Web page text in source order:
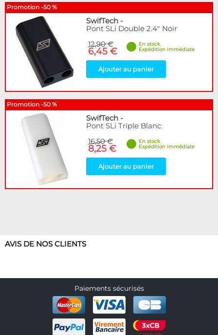
Disponibilité / Promotions
Articles en stock
Articles en promotions
Appliquer
Promotion -50 %
SwifTech -
Pont SLi Double 2.4" Noir
12,90 €
6,45 €
En stock
Expédition immédiate
Ajouter au panier
Promotion -50 %
SwifTech -
Pont SLi Triple Blanc
16,50 €
8,25 €
En stock
Expédition immédiate
Ajouter au panier
AVIS DE NOS CLIENTS
Paiements sécurisés